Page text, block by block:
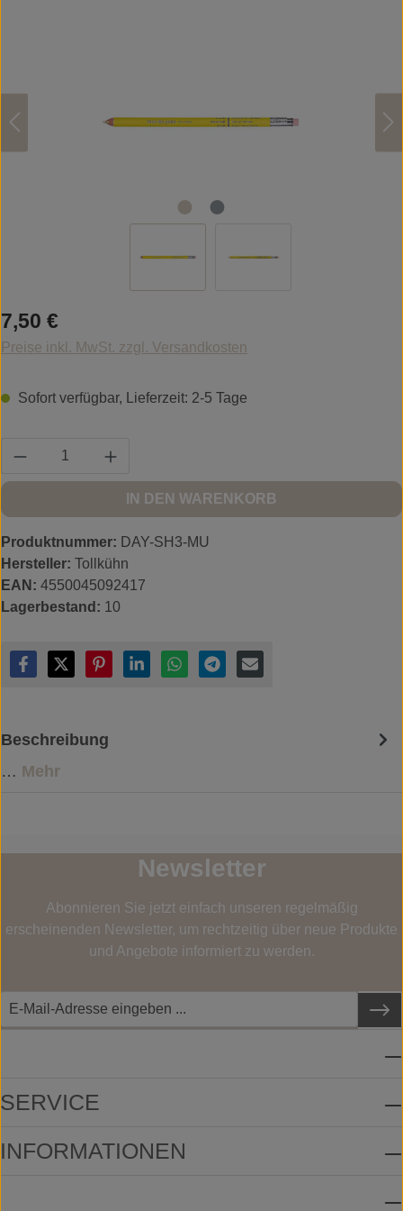
Regulärer Preis:
7,50 €
Preise inkl. MwSt. zzgl. Versandkosten
Sofort verfügbar, Lieferzeit: 2-5 Tage
Produkt Anzahl: Gib den gewünschten Wert
IN DEN WARENKORB
Produktnummer: DAY-SH3-MU
Hersteller: Tollkühn
EAN: 4550045092417
Lagerbestand: 10
Beschreibung
… Mehr
Newsletter
Abonnieren Sie jetzt einfach unseren regelmäßig
erscheinenden Newsletter, um rechtzeitig über neue Produkte
und Angebote informiert zu werden.
SERVICE
INFORMATIONEN